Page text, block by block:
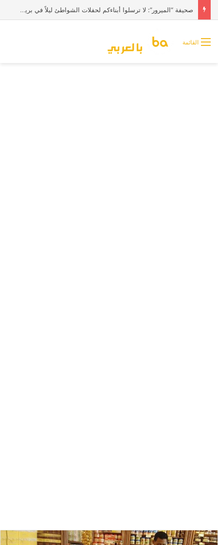
صحيفة “الميرور”: لا ترسلوا أبناءكم لحفلات الشواطئ ليلاً في بريطانيا
القائمة